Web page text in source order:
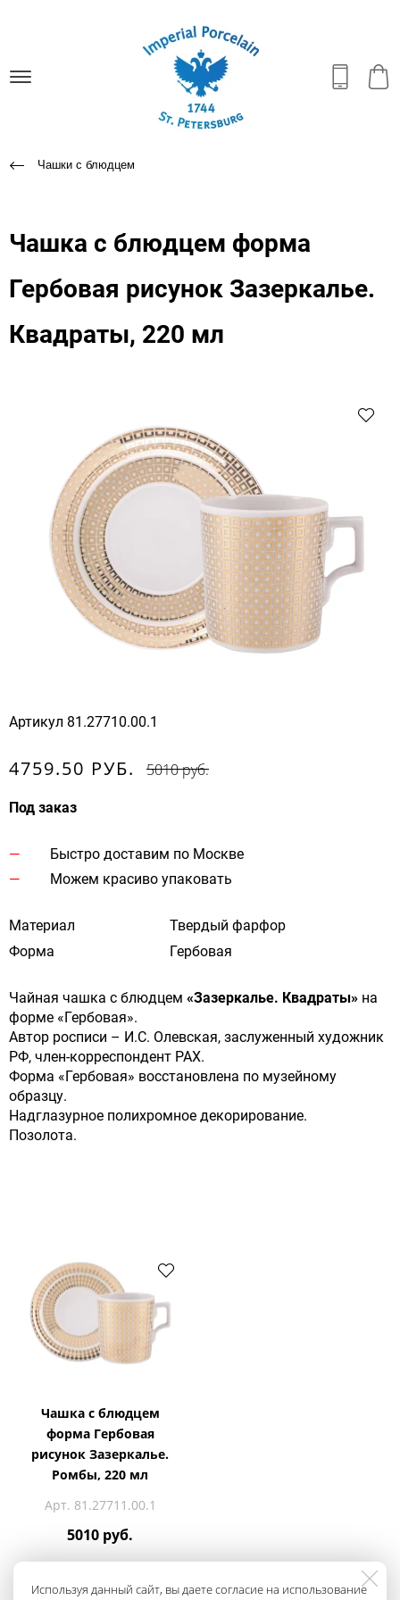
Чашки с блюдцем
Чашка с блюдцем форма
Гербовая рисунок Зазеркалье.
Квадраты, 220 мл
Артикул 81.27710.00.1
4759.50 РУБ. 5010 руб.
Под заказ
Быстро доставим по Москве
Можем красиво упаковать
Материал
Твердый фарфор
Форма
Гербовая
Чайная чашка с блюдцем «Зазеркалье. Квадраты» на
форме «Гербовая».
Автор росписи – И.С. Олевская, заслуженный художник
РФ, член-корреспондент РАХ.
Форма «Гербовая» восстановлена по музейному
образцу.
Надглазурное полихромное декорирование.
Позолота.
Чашка с блюдцем
форма Гербовая
рисунок Зазеркалье.
Ромбы, 220 мл
Арт. 81.27711.00.1
5010 руб.
Используя данный сайт, вы даете согласие на использование